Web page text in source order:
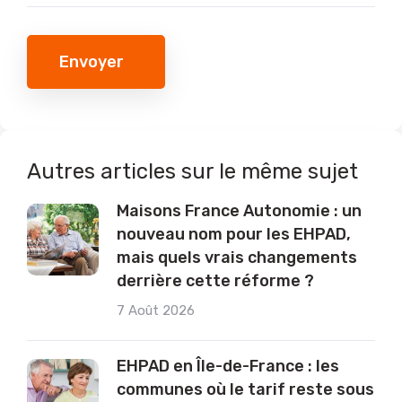
Envoyer
Autres articles sur le même sujet
Maisons France Autonomie : un
nouveau nom pour les EHPAD,
mais quels vrais changements
derrière cette réforme ?
7 Août 2026
EHPAD en Île-de-France : les
communes où le tarif reste sous